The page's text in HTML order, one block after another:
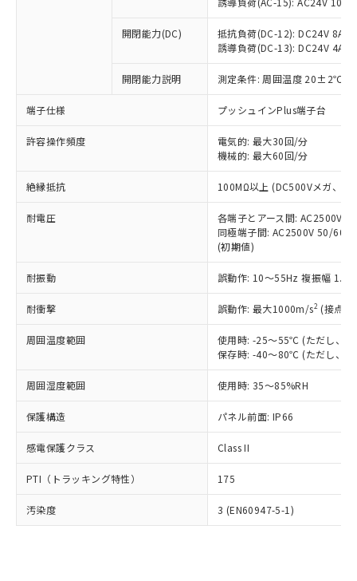
開閉能力(DC)
抵抗負荷(DC-12): DC24V 8A/
誘導負荷(DC-13): DC24V 4A/
開閉能力説明 測定条件: 周囲温度 20±2℃、
端子仕様 プッシュインPlus端子台
許容操作頻度
電気的: 最大30回/分
機械的: 最大60回/分
絶縁抵抗 100MΩ以上 (DC500Vメガ、点
耐電圧
各端子とアース間: AC2500V
同極端子間: AC2500V 50/
(初期値)
耐振動 誤動作: 10～55Hz 複振幅
耐衝撃 誤動作: 最大1000m/s2 (接点
周囲温度範囲
使用時: -25～55℃ (ただし、氷
保存時: -40～80℃ (ただし、氷
周囲湿度範囲 使用時: 35～85%RH
保護構造 パネル前面: IP66
感電保護クラス Class II
PTI（トラッキング特性） 175
汚染度 3 (EN60947-5-1)
本サービスの対象外となる商品もある
ことをご了承ください。
在庫状況および標準価格照会結果は、
記載している更新日時点での社内デー
タに基づき作成されるものであり、閲
覧された時点での実際の在庫および標
準価格とは異なる場合があることをご
正式な納期状況および標準価格はお客
様のお取引先、またはお客様担当のオ
ムロン制御機器販売店・当社販売員に
オムロン制御機器販売店や当社販売拠
販売ネットワーク
」をご確認
在庫状況および標準価格結果を当社の
事前の承諾なく第三者に漏洩または開
示しないようお願いします。
マイパーツ機能（部品リスト作成サー
ビス）をご利用いただくには、I-Web
メンバーズにご登録されている必要が
お客様が当ウェブサイト上で当社にご
登録された部品リストについて、当社
および当社の共同利用者が、当社の製
品・サービスに関するお客様との取
引・商談に必要な範囲で利用すること
※当社の共同利用者とは、"個人情報
の「1.共同利
用者の範囲」に記載されている法人を
指します。
いたものが、含有品と判明した場合などや
むを得ず変更することがあります。
鉛(Pb) 1000ppm以下、 水銀(Hg) 1000ppm以下、 カド
六価クロム(Cr(Ⅵ)) 1000ppm以下、ポリ臭化ビフェニル
類(PBB) 1000ppm以下、ポリ臭化ジフェニルエーテル類
(PBDE) 1000ppm以下、フタル酸ビス(2-エチルヘキシ
ル) (DEHP)(別名：DOP) 1000ppm以下、フタル酸ブチ
ルベンジル（BBP） 1000ppm以下、フタル酸ジブチル
（DBP） 1000ppm以下、フタル酸ジイソブチル
但し、RoHS指令で産業用監視および制御機器に対する
フタル酸エステル類の４物質については閾値を超える意
図的な使用がないことを確認しています。
部品在庫の切り替え状況などにより、予定
月が前後することがあります。
※3 非含有証明書ダウンロード
下記の非含有証明書をダウンロードするこ
EU RoHS指令（10物質）の非含有証明書
51物質の非含有証明書（当社基準）
※本証明書は発行日時点で非含有を証明す
るもので、過去に遡って非含有を証明する
基準値を超えていることを示します。
「－」：未確認です。当社販売部門へお問
*中国RoHS10物質の基準値 (GB/T26572)：
Pb(鉛) :1000ppm、 Hg(水銀) : 1000ppm、 Cd(カドミウ
ム) : 100ppm、
Cr(Ⅵ)(六価クロム) : 1000ppm、 PBBs(ポリ臭化ビフェ
ニル類) : 1000ppm、 PBDEs(ポリ臭化ジフェニルエーテ
ル類) : 1000ppm、
DBP(フタル酸ジブチル) : 1000ppm、 DIBP(フタル酸ジ
DEHP(フタル酸ビス(2-エチルヘキシル)) : 1000ppm
「ｅ」：有害物質（10物質）のすべてが基
準値以下であることを示します。
「10」：通常の使用状況下において有害物
質が外部に漏えいし、環境に深刻な影響を
及ぼさない年数を意味します。
「－」：未確認です。当社販売部門へお問
当社は、これら貴社製品のうち、外国
為替および外国貿易法に定める商品
（以下｢規制貨物等」という）を輸出
または国外への提供する場合は、日本
国政府の輸出許可(または役務取引許
可)を取得するなどの必要な手続きを
当社は規制貨物を破棄する場合は、完
全に破砕するなど、違法に輸出されな
いよう必要な手段を講じます。
当社は貴社製品を、核兵器、ミサイ
ル、化学兵器、生物兵器またはその他
武器並びにこれらの製造装置等に一切
当社は、貴社製品を第三者に販売する
場合は、上記1、2および3の内容を当
該第三者に通知します。また当社は、
販売先および販売に係わる関係者が違
法に輸出するおそれがある場合は、取
り引きをいたしません。
キャンセル
説明
一定数以上の在庫あり
一定数には満たないが在庫あり
在庫なし(最新の在庫状況につ
いては、お客様のお取引先、ま
たはお客様担当のオムロン制御
機器販売店・当社販売員にご確
受注生産機種、また在庫状況の
情報を公開していない機種